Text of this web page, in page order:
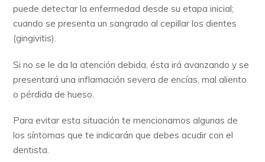
puede detectar la enfermedad desde su etapa inicial;
cuando se presenta un sangrado al cepillar los dientes
(gingivitis).
Si no se le da la atención debida, ésta irá avanzando y se
presentará una inflamación severa de encías, mal aliento
o pérdida de hueso.
Para evitar esta situación te mencionamos algunas de
los síntomas que te indicarán que debes acudir con el
dentista.